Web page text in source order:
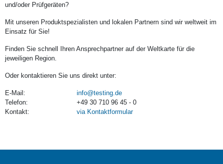
und/oder Prüfgeräten?
Mit unseren Produktspezialisten und lokalen Partnern sind wir weltweit im
Einsatz für Sie!
Finden Sie schnell Ihren Ansprechpartner auf der Weltkarte für die
jeweiligen Region.
Oder kontaktieren Sie uns direkt unter:
E-Mail:
info@testing.de
Telefon:
+49 30 710 96 45 - 0
Kontakt:
via Kontaktformular